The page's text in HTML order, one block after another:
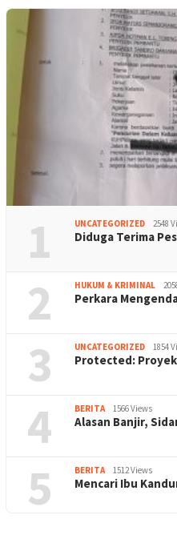
1 UNCATEGORIZED 2548
Diduga Terima
2 HUKUM & KRIMINAL
Perkara
3 UNCATEGORIZED 1854
Protected:
4 BERITA 1566 Views
Alasan Banjir,
5 BERITA 1512 Views
Mencari Ibu